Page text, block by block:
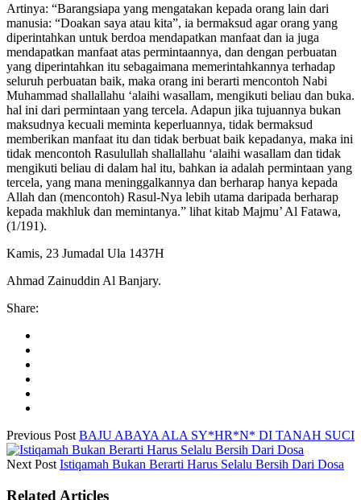
Artinya: “Barangsiapa yang mengatakan kepada orang lain dari
manusia: “Doakan saya atau kita”, ia bermaksud agar orang yang
diperintahkan untuk berdoa mendapatkan manfaat dan ia juga
mendapatkan manfaat atas permintaannya, dan dengan perbuatan
yang diperintahkan itu sebagaimana memerintahkannya terhadap
seluruh perbuatan baik, maka orang ini berarti mencontoh Nabi
Muhammad shallallahu ‘alaihi wasallam, mengikuti beliau dan buka.
hal ini dari permintaan yang tercela. Adapun jika tujuannya bukan
maksudnya kecuali meminta keperluannya, tidak bermaksud
memberikan manfaat itu dan tidak berbuat baik kepadanya, maka ini
tidak mencontoh Rasulullah shallallahu ‘alaihi wasallam dan tidak
mengikuti beliau di dalam hal itu, bahkan ia adalah permintaan yang
tercela, yang mana meninggalkannya dan berharap hanya kepada
Allah dan (mencontoh) Rasul-Nya lebih utama daripada berharap
kepada makhluk dan memintanya.” lihat kitab Majmu’ Al Fatawa,
(1/191).
Kamis, 23 Jumadal Ula 1437H
Ahmad Zainuddin Al Banjary.
Share:
Previous Post BAJU ABAYA ALA SY*HR*N* DI TANAH SUCI
Next Post Istiqamah Bukan Berarti Harus Selalu Bersih Dari Dosa
Related Articles